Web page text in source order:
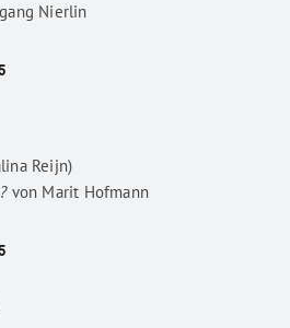
Nierlin
Reijn)
von Marit Hofmann